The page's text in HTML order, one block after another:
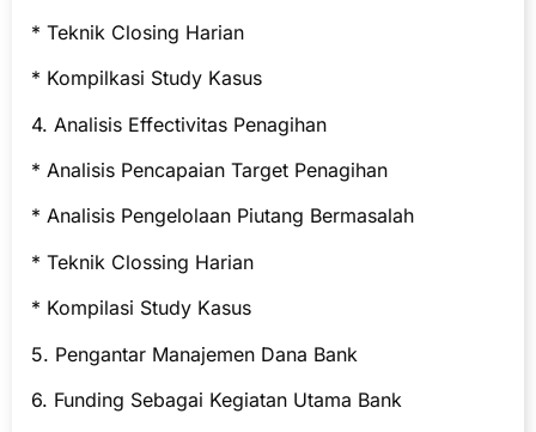
* Teknik Closing Harian
* Kompilkasi Study Kasus
4. Analisis Effectivitas Penagihan
* Analisis Pencapaian Target Penagihan
* Analisis Pengelolaan Piutang Bermasalah
* Teknik Clossing Harian
* Kompilasi Study Kasus
5. Pengantar Manajemen Dana Bank
6. Funding Sebagai Kegiatan Utama Bank